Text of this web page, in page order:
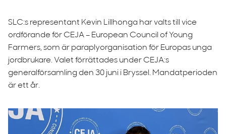
SLC:s representant Kevin Lillhonga har valts till vice
ordförande för CEJA – European Council of Young
Farmers, som är paraplyorganisation för Europas unga
jordbrukare. Valet förrättades under CEJA:s
generalförsamling den 30 juni i Bryssel. Mandatperioden
är ett år.